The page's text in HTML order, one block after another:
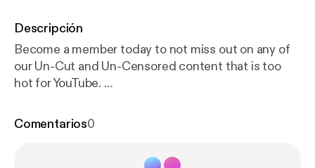
Descripción
Become a member today to not miss out on any of
our Un-Cut and Un-Censored content that is too
hot for YouTube.
all platforms IG: @DownTheRabbitHole.tv Rylee IG:
Comentarios0